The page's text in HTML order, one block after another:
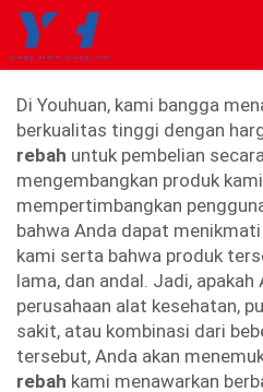
kursi roda
Di Youhuan, kami bangga
berkualitas tinggi dengan
rebah untuk pembelian
mengembangkan produk
mempertimbangkan
bahwa Anda dapat
kami serta bahwa produk
lama, dan andal. Jadi,
perusahaan alat kesehatan,
sakit, atau kombinasi dari
tersebut, Anda akan
rebah kami menawarkan